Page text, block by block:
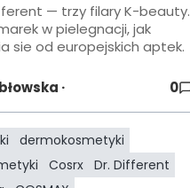
— trzy filary K-beauty.
w pielegnacji, jak
sie od europejskich aptek.
· 0
dermokosmetyki
Cosrx Dr. Different